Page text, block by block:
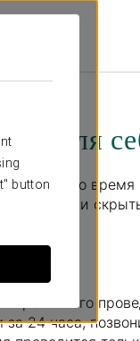
button
для
Толедо во
его тайны и
20:00.
19:30.
24 часа,